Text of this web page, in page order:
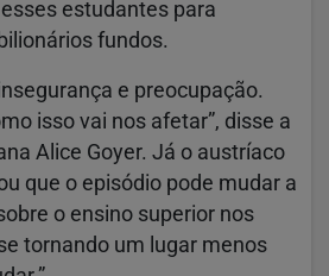
estudantes para
fundos.
e preocupação.
isso vai nos afetar”, disse a
Alice Goyer. Já o austríaco
que o episódio pode mudar a
o ensino superior nos
tornando um lugar menos